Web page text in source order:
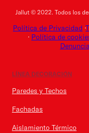
Jallut © 2022. Todos los
Política de Privacidad ·
· Política de
LÍNEA DECORACIÓN
Paredes y Techos
Fachadas
Aislamiento Térmico